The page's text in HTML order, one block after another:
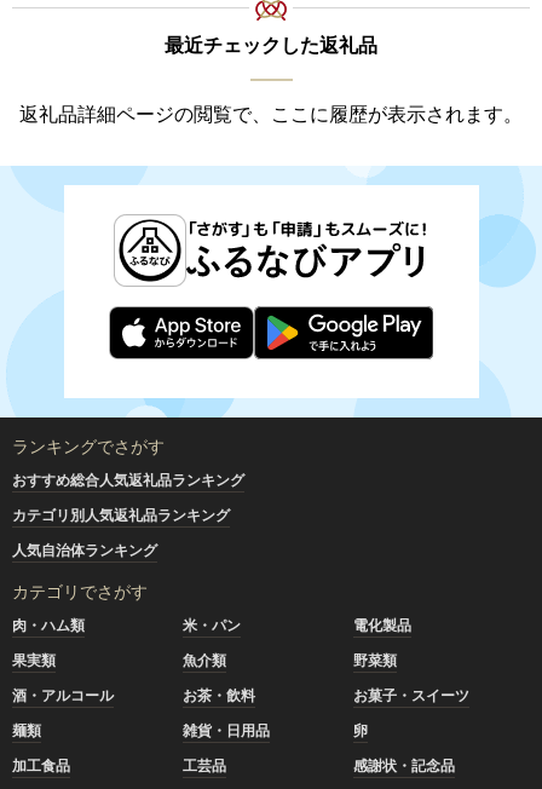
最近チェックした返礼品
返礼品詳細ページの閲覧で、ここに履歴が表示されます。
ランキングでさがす
おすすめ総合人気返礼品ランキング
カテゴリ別人気返礼品ランキング
人気自治体ランキング
カテゴリでさがす
肉・ハム類 米・パン
電化製品
果実類
魚介類
野菜類
酒・アルコール
お茶・飲料
お菓子・スイーツ
麺類
雑貨・日用品
卵
加工食品
工芸品
感謝状・記念品